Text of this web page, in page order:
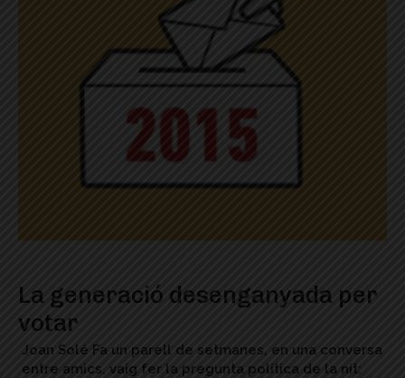
La generació desenganyada per
votar
Joan Solé Fa un parell de setmanes, en una conversa
entre amics, vaig fer la pregunta política de la nit: